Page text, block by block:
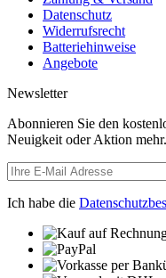
Datenschutz
Widerrufsrecht
Batteriehinweise
Angebote
Newsletter
Abonnieren Sie den
Neuigkeit oder Aktion mehr.
Ich habe die